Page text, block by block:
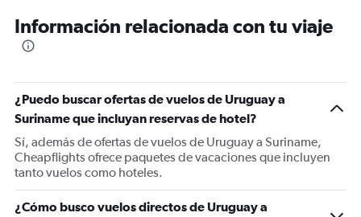
Información relacionada con tu viaje
¿Puedo buscar ofertas de vuelos de Uruguay a
Suriname que incluyan reservas de hotel?
Sí, además de ofertas de vuelos de Uruguay a Suriname,
Cheapflights ofrece paquetes de vacaciones que incluyen
tanto vuelos como hoteles.
¿Cómo busco vuelos directos de Uruguay a